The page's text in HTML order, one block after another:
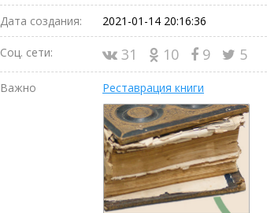
Дата создания: 2021-01-14 20:16:36
Соц. сети: 31 10 9 5
Важно Реставрация книги